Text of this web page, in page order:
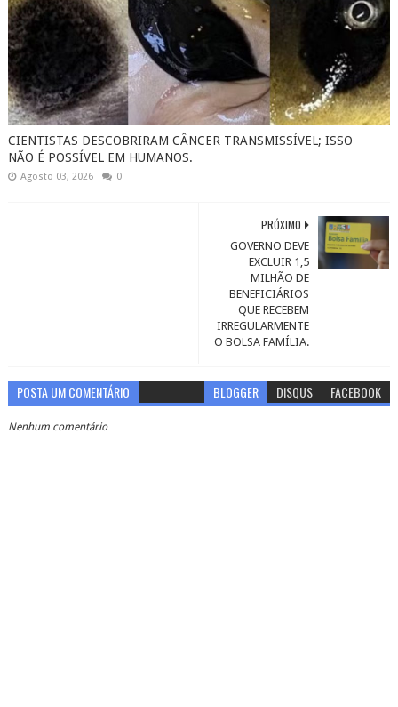
CIENTISTAS DESCOBRIRAM CÂNCER TRANSMISSÍVEL; ISSO
NÃO É POSSÍVEL EM HUMANOS.
Agosto 03, 2026 0
PRÓXIMO
GOVERNO DEVE
EXCLUIR 1,5
MILHÃO DE
BENEFICIÁRIOS
QUE RECEBEM
IRREGULARMENTE
O BOLSA FAMÍLIA.
POSTA UM COMENTÁRIO BLOGGER DISQUS FACEBOOK
Nenhum comentário